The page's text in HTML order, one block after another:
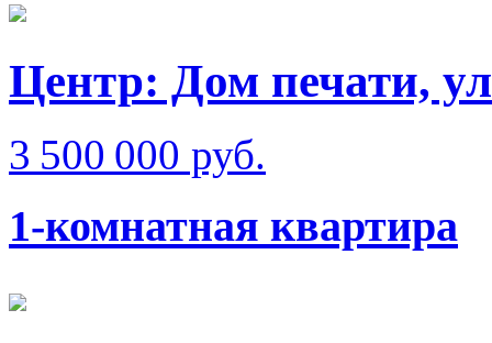
Центр: Дом печати,
3 500 000 руб.
1-комнатная квартира